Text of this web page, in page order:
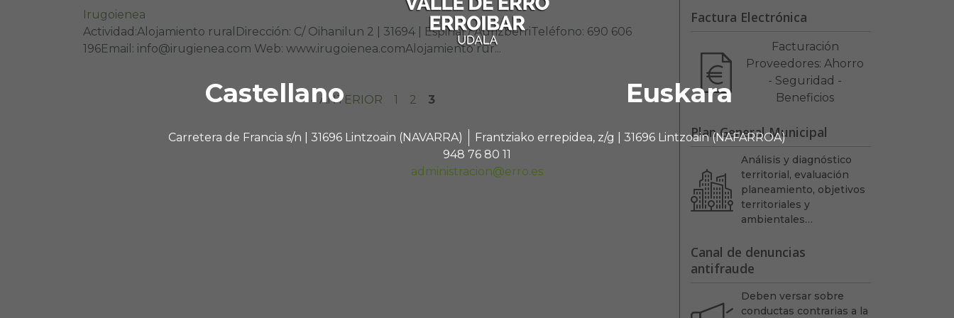
Castellano Euskara
Carretera de Francia s/n | 31696 Lintzoain (NAVARRA)
Frantziako errepidea, z/g | 31696 Lintzoain (NAFARROA)
948 76 80 11
administracion@erro.es
Irugoienea
Actividad:Alojamiento ruralDirección: C/ Oihanilun 2 | 31694 | Espinal / AurizberriTeléfono: 690 606
196Email: info@irugienea.com Web: www.irugoienea.comAlojamiento rur...
« ANTERIOR 1 2 3
Factura Electrónica
Facturación
Proveedores: Ahorro
- Seguridad -
Beneficios
Plan General Municipal
Análisis y diagnóstico
territorial, evaluación
planeamiento, objetivos
territoriales y
ambientales…
Canal de denuncias
antifraude
Deben versar sobre
conductas contrarias a la